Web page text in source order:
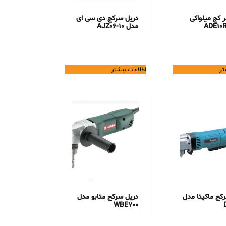
کج میلواکی
دریل سرکج دی سی ای
مدل AJZ06-10
اطلاعات بیشتر
ماکیتا مدل
دریل سرکج متابو مدل
WBE700